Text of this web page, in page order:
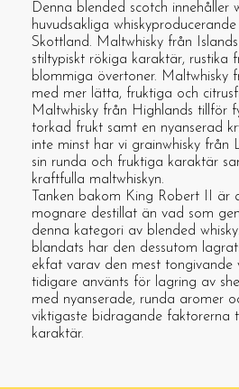
Denna blended scotch innehåller
huvudsakliga
Skottland. Maltwhisky från
stiltypiskt rökiga karaktär, rustika
blommiga övertoner. Maltwhisky
med mer lätta, fruktiga och
Maltwhisky från Highlands tillför
torkad frukt samt en nyanserad
inte minst har vi grainwhisky från
sin runda och fruktiga karaktär
kraftfulla maltwhiskyn.
Tanken bakom King Robert II
mognare destillat än vad som
denna kategori av blended
blandats har den dessutom
ekfat varav den mest tongivande
tidigare använts för lagring av
med nyanserade, runda aromer
viktigaste bidragande faktorerna
karaktär.